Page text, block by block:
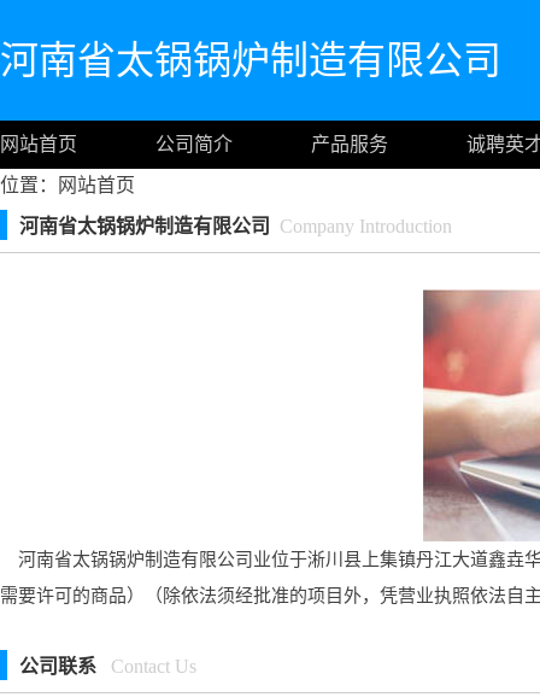
河南省太锅锅炉制造有限公司
网站首页 公司简介 产品服务
诚聘英
位置：
网站首页
河南省太锅锅炉制造有限公司
Company Introduction
河南省太锅锅炉制造有限公司业位于淅川县上集镇丹江大道鑫垚
需要许可的商品）（除依法须经批准的项目外，凭营业执照依法自
公司联系 Contact Us